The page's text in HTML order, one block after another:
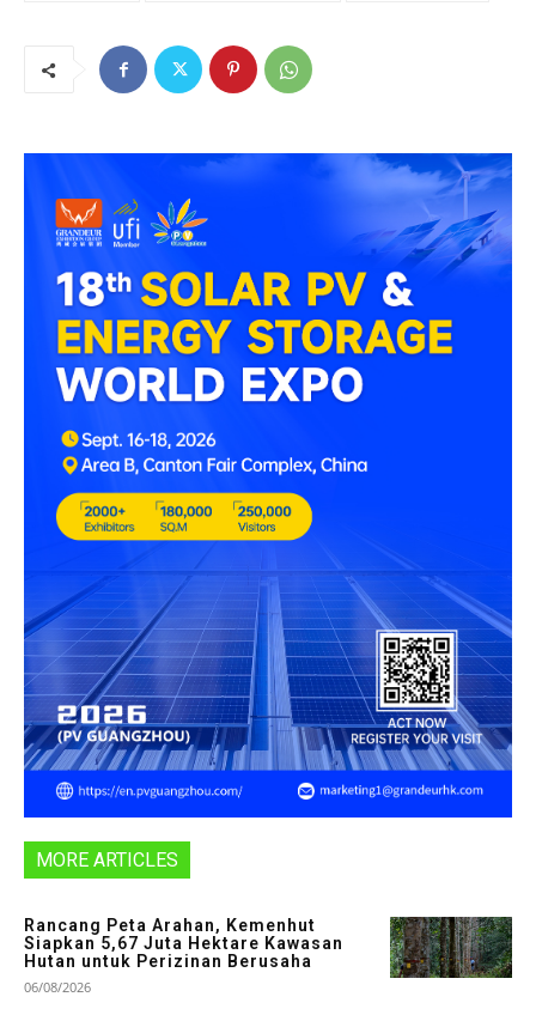
MORE ARTICLES
Rancang Peta Arahan, Kemenhut
Siapkan 5,67 Juta Hektare Kawasan
Hutan untuk Perizinan Berusaha
06/08/2026